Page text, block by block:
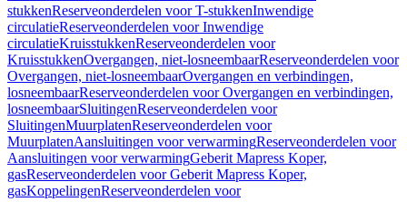
stukkenReserveonderdelen voor T-stukkenInwendige
circulatieReserveonderdelen voor Inwendige
circulatieKruisstukkenReserveonderdelen voor
KruisstukkenOvergangen, niet-losneembaarReserveonderdelen voor
Overgangen, niet-losneembaarOvergangen en verbindingen,
losneembaarReserveonderdelen voor Overgangen en verbindingen,
losneembaarSluitingenReserveonderdelen voor
SluitingenMuurplatenReserveonderdelen voor
MuurplatenAansluitingen voor verwarmingReserveonderdelen voor
Aansluitingen voor verwarmingGeberit Mapress Koper,
gasReserveonderdelen voor Geberit Mapress Koper,
gasKoppelingenReserveonderdelen voor